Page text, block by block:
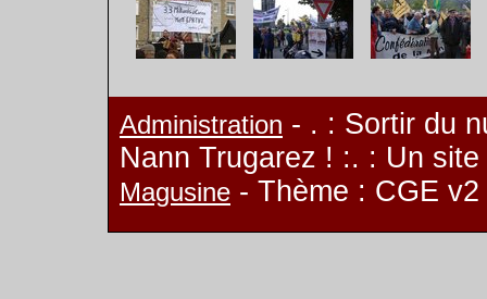
Administration - . : Sortir du
Nann Trugarez ! :. : Un
Magusine - Thème : CGE v2